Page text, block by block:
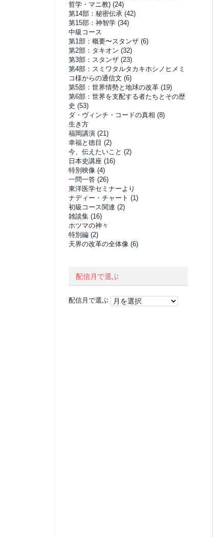
哲学・マニ教) (24)
第14部：秘密伝承 (42)
第15部：神智学 (34)
中級コース
第1部：概要〜スタンザ (6)
第2部：タキオン (32)
第3部：スタンザ (23)
第4部：スミワタルタカキホシノヒメミ
コ様からの通信文 (6)
第5部：世界情勢と地球の改革 (19)
第6部：世界を支配する者たちとその歴
史 (53)
ダ・ヴィンチ・コードの真相 (8)
生き方
福岡講演 (21)
幸福と徳目 (2)
今、伝えたいこと (2)
日本史講座 (16)
特別映像 (4)
一問一答 (26)
東洋医学セミナーより
ナディー・チャート (1)
初級コース関連 (2)
雑談集 (16)
ホツマの神々
特別編 (2)
天界の改革の全体像 (6)
配信月で選ぶ
配信月で選ぶ